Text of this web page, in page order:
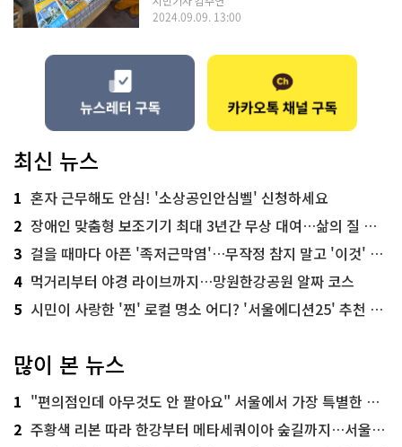
2024.09.09. 13:00
최신 뉴스
1 혼자 근무해도 안심! '소상공인안심벨' 신청하세요
2 장애인 맞춤형 보조기기 최대 3년간 무상 대여…삶의 질 높인다
3 걸을 때마다 아픈 '족저근막염'…무작정 참지 말고 '이것' 해보세요!
4 먹거리부터 야경 라이브까지…망원한강공원 알짜 코스
5 시민이 사랑한 '찐' 로컬 명소 어디? '서울에디션25' 추천 코스
많이 본 뉴스
1 "편의점인데 아무것도 안 팔아요" 서울에서 가장 특별한 편의점의 정체
2 주황색 리본 따라 한강부터 메타세쿼이아 숲길까지…서울둘레길 15코스